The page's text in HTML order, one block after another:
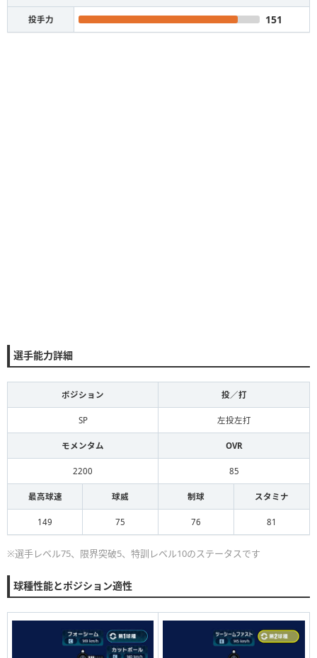
投手力 151
選手能力詳細
ポジション 投／打
SP 左投左打
モメンタム OVR
2200 85
最高球速 球威 制球 スタミナ
149 75 76 81
※選手レベル75、限界突破5、特訓レベル10のステータスです
球種性能とポジション適性